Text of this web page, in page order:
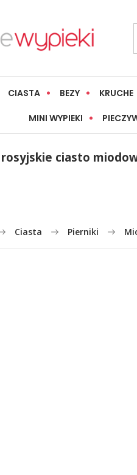
CIASTA BEZY KRUCHE
MINI WYPIEKI
ciasto
Ciasta Pierniki